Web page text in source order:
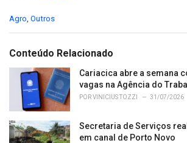
C
e
:
Agro Outros
Conteúdo Relacionado
Cariacica abre a semana
vagas na Agência do
PORVINICIUS TOZZI 31/07/2026
Secretaria de Serviços
em canal de Porto Novo